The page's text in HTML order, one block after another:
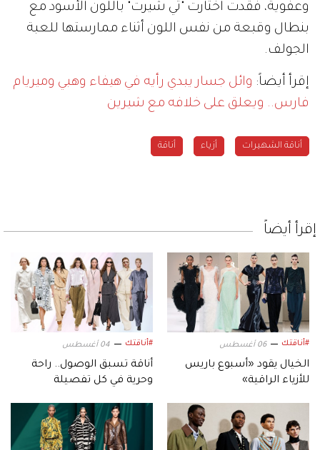
وعفوية، فقدت اختارت "تي شيرت" باللون الأسود مع
بنطال وقبعة من نفس اللون أثناء ممارستها للعبة
الجولف.
إقرأ أيضاً: وائل جسار يبدي رأيه في هيفاء وهبي وميريام
فارس.. ويعلق على خلافه مع شيرين
أناقة الشهيرات أزياء أناقة
إقرأ أيضاً
#أناقتك 06 أغسطس
الخيال يقود «أسبوع باريس
للأزياء الراقية»
#أناقتك 04 أغسطس
أناقة تسبق الوصول.. راحة
وحرية في كل تفصيلة